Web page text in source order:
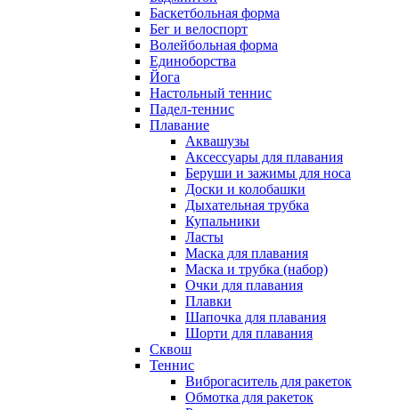
Баскетбольная форма
Бег и велоспорт
Волейбольная форма
Единоборства
Йога
Настольный теннис
Падел-теннис
Плавание
Аквашузы
Аксессуары для плавания
Беруши и зажимы для носа
Доски и колобашки
Дыхательная трубка
Купальники
Ласты
Маска для плавания
Маска и трубка (набор)
Очки для плавания
Плавки
Шапочка для плавания
Шорти для плавания
Сквош
Теннис
Виброгаситель для ракеток
Обмотка для ракеток